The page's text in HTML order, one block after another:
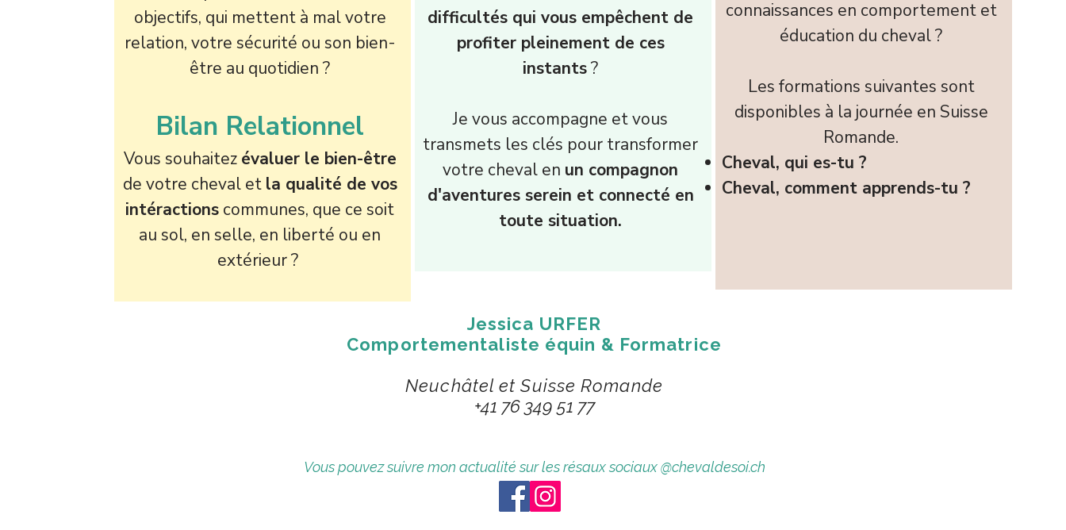
objectifs, qui mettent à mal votre
relation, votre sécurité ou son bien-
être au quotidien ?
Bilan Relationnel
Vous souhaitez évaluer le bien-être
de votre cheval et la qualité de vos
intéractions communes, que ce soit
au sol, en selle, en liberté ou en
extérieur ?
difficultés qui vous empêchent de
profiter pleinement de ces
instants?
​Je vous accompagne et vous
transmets les clés pour transformer
votre cheval en un compagnon
d'aventures serein et connecté en
toute situation.
connaissances en comportement et
éducation du cheval ?
​Les formations suivantes sont
disponibles à la journée en Suisse
Romande.
Cheval, qui es-tu ?
Cheval, comment apprends-tu ?
Jessica URFER
Comportementaliste équin & Formatrice
Neuchâtel et Suisse Romande
+41 76 349 51 77
Vous pouvez suivre mon actualité sur les résaux sociaux@chevaldesoi.ch